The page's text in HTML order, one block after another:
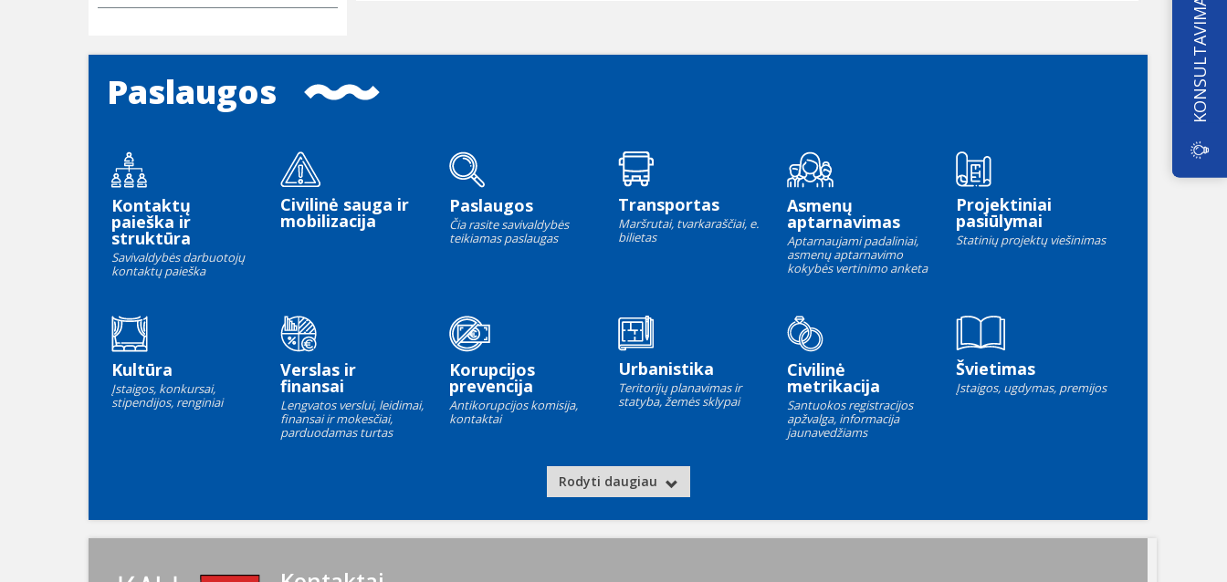
Paslaugos
Kontaktų
paieška ir
struktūra
Savivaldybės darbuotojų
kontaktų paieška
Civilinė sauga ir
mobilizacija
Paslaugos
Čia rasite savivaldybės
teikiamas paslaugas
Transportas
Maršrutai, tvarkaraščiai, e.
bilietas
Asmenų
aptarnavimas
Aptarnaujami padaliniai,
asmenų aptarnavimo
kokybės vertinimo anketa
Projektiniai
pasiūlymai
Statinių projektų viešinimas
Kultūra
Įstaigos, konkursai,
stipendijos, renginiai
Verslas ir
finansai
Lengvatos verslui, leidimai,
finansai ir mokesčiai,
parduodamas turtas
Korupcijos
prevencija
Antikorupcijos komisija,
kontaktai
Urbanistika
Teritorijų planavimas ir
statyba, žemės sklypai
Civilinė
metrikacija
Santuokos registracijos
apžvalga, informacija
jaunavedžiams
Švietimas
Įstaigos, ugdymas, premijos
Rodyti daugiau
KONSULTAVIMAS